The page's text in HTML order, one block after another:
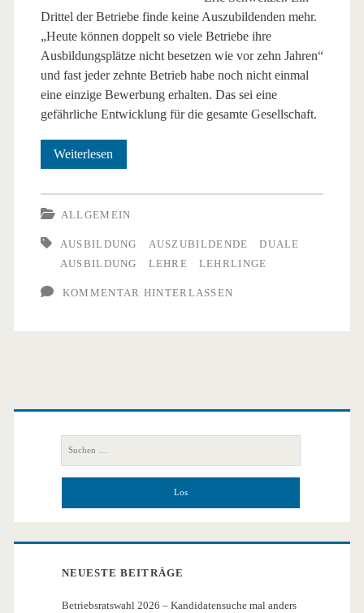
Drittel der Betriebe finde keine Auszubildenden mehr.
„Heute können doppelt so viele Betriebe ihre
Ausbildungsplätze nicht besetzen wie vor zehn Jahren“
und fast jeder zehnte Betrieb habe noch nicht einmal
eine einzige Bewerbung erhalten. Das sei eine
gefährliche Entwicklung für die gesamte Gesellschaft.
Weiterlesen
–
wir
finden
keine
ALLGEMEIN
AUSBILDUNG AUSZUBILDENDE
DUALE
AUSBILDUNG
LEHRE LEHRLINGE
KOMMENTAR HINTERLASSEN
Primäre
Seitenleiste
nach:
NEUESTE BEITRÄGE
Betriebsratswahl 2026 – Kandidatensuche mal anders